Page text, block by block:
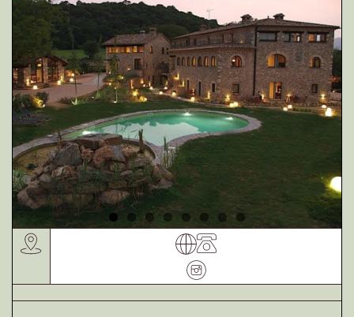
Experiències gastronòmiques
Blog
Receptes de la Garrotxa